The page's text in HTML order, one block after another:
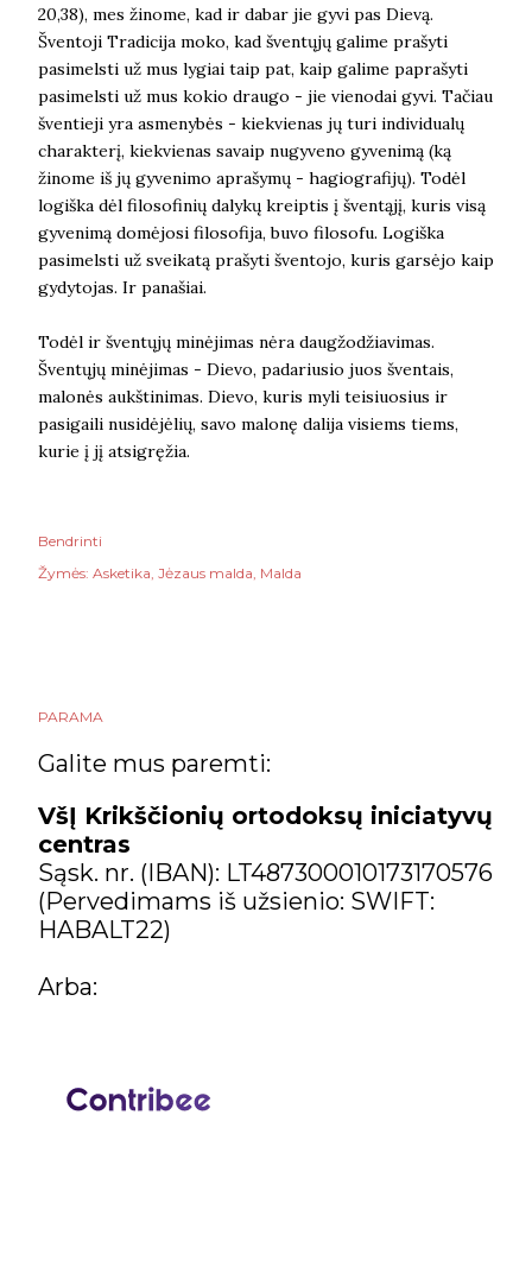
20,38), mes žinome, kad ir dabar jie gyvi pas Dievą.
Šventoji Tradicija moko, kad šventųjų galime prašyti
pasimelsti už mus lygiai taip pat, kaip galime paprašyti
pasimelsti už mus kokio draugo - jie vienodai gyvi. Tačiau
šventieji yra asmenybės - kiekvienas jų turi individualų
charakterį, kiekvienas savaip nugyveno gyvenimą (ką
žinome iš jų gyvenimo aprašymų - hagiografijų). Todėl
logiška dėl filosofinių dalykų kreiptis į šventąjį, kuris visą
gyvenimą domėjosi filosofija, buvo filosofu. Logiška
pasimelsti už sveikatą prašyti šventojo, kuris garsėjo kaip
gydytojas. Ir panašiai.
Todėl ir šventųjų minėjimas nėra daugžodžiavimas.
Šventųjų minėjimas - Dievo, padariusio juos šventais,
malonės aukštinimas. Dievo, kuris myli teisiuosius ir
pasigaili nusidėjėlių, savo malonę dalija visiems tiems,
kurie į jį atsigręžia.
Bendrinti
Žymės: Asketika Jėzaus malda Malda
PARAMA
Galite mus paremti:
VšĮ Krikščionių ortodoksų iniciatyvų
centras
Sąsk. nr. (IBAN): LT487300010173170576
(Pervedimams iš užsienio: SWIFT:
HABALT22)
Arba: